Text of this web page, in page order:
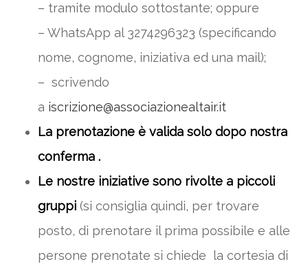
– tramite modulo sottostante; oppure
– WhatsApp al 3274296323 (specificando
nome, cognome, iniziativa ed una mail);
– scrivendo
a iscrizione@associazionealtair.it
La prenotazione è valida solo dopo nostra
conferma .
Le nostre iniziative sono rivolte a piccoli
gruppi (si consiglia quindi, per trovare
posto, di prenotare il prima possibile e alle
persone prenotate si chiede la cortesia di